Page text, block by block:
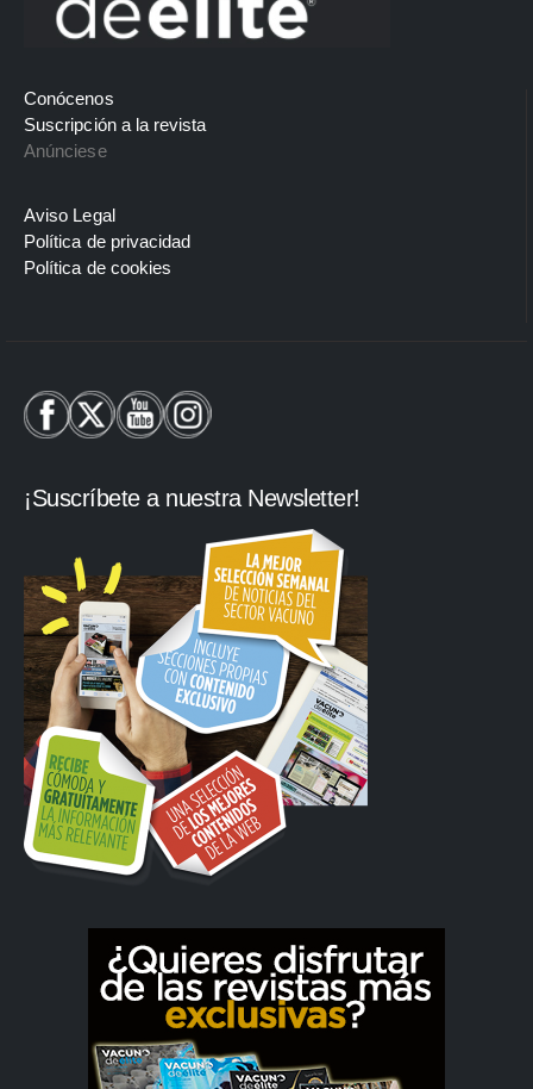
Conócenos
Suscripción a la revista
Anúnciese
Aviso Legal
Política de privacidad
Política de cookies
¡Suscríbete a nuestra Newsletter!